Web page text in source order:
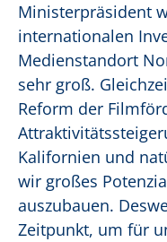
Ministerpräsident
internationalen
Medienstandort
sehr groß.
Reform der
Kalifornien und
wir großes
auszubauen.
Zeitpunkt, um für